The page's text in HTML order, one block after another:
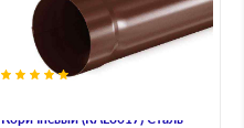
Коричневый (RAL8017) Сталь